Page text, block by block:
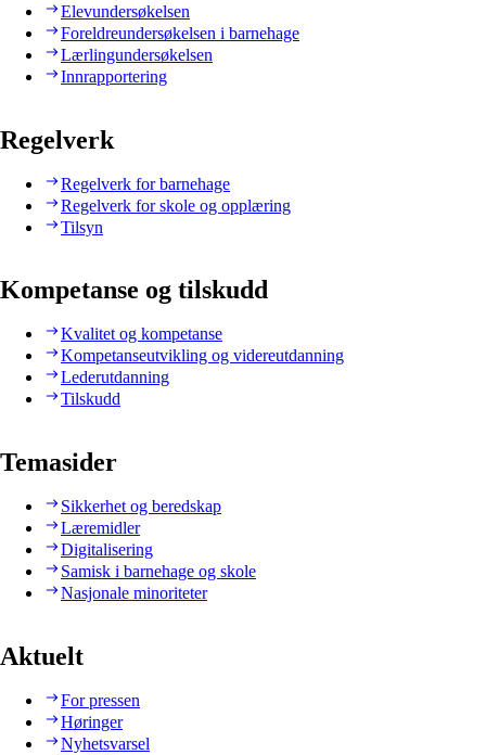
Elevundersøkelsen
Foreldreundersøkelsen i barnehage
Lærlingundersøkelsen
Innrapportering
Regelverk
Regelverk for barnehage
Regelverk for skole og opplæring
Tilsyn
Kompetanse og tilskudd
Kvalitet og kompetanse
Kompetanseutvikling og videreutdanning
Lederutdanning
Tilskudd
Temasider
Sikkerhet og beredskap
Læremidler
Digitalisering
Samisk i barnehage og skole
Nasjonale minoriteter
Aktuelt
For pressen
Høringer
Nyhetsvarsel